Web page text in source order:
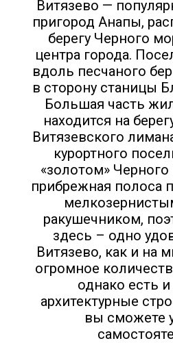
Витязево —
пригород Анапы,
берегу Черного
центра города.
вдоль песчаного
в сторону станицы
Большая часть
находится на
Витязевского
курортного
«золотом»
прибрежная полоса
ракушечником,
здесь – одно
Витязево, как и на
огромное
однако есть
архитектурные
вы сможете